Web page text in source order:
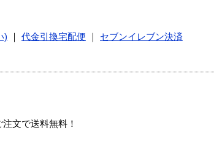
) ｜ 代金引換宅配便 ｜ セブンイレブン決済
文で送料無料！